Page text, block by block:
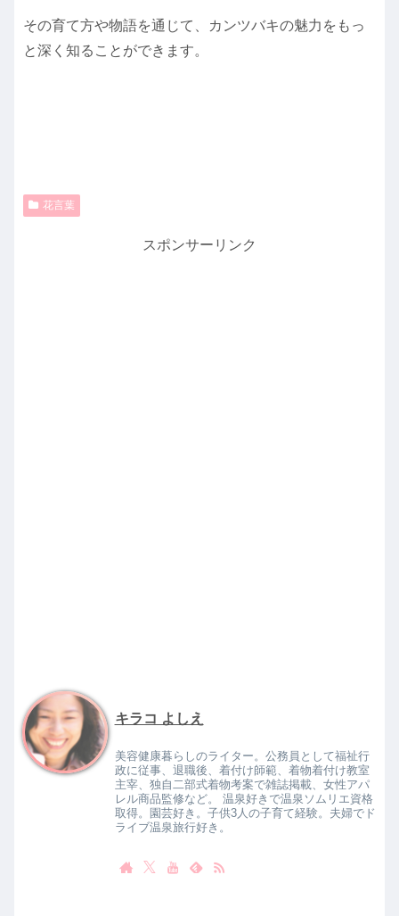
その育て方や物語を通じて、カンツバキの魅力をもっ
と深く知ることができます。
花言葉
スポンサーリンク
キラコ よしえ
美容健康暮らしのライター。公務員として福祉行
政に従事、退職後、着付け師範、着物着付け教室
主宰、独自二部式着物考案で雑誌掲載、女性アパ
レル商品監修など。 温泉好きで温泉ソムリエ資格
取得。園芸好き。子供3人の子育て経験。夫婦でド
ライブ温泉旅行好き。